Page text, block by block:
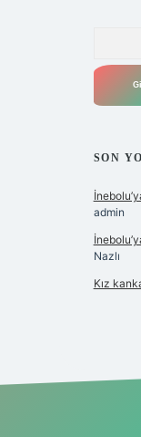
SON
admin
Nazlı
Kız